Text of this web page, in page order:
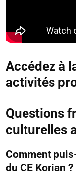
Accédez à
activités
Questions
culturelles
Comment
du CE Korian ?